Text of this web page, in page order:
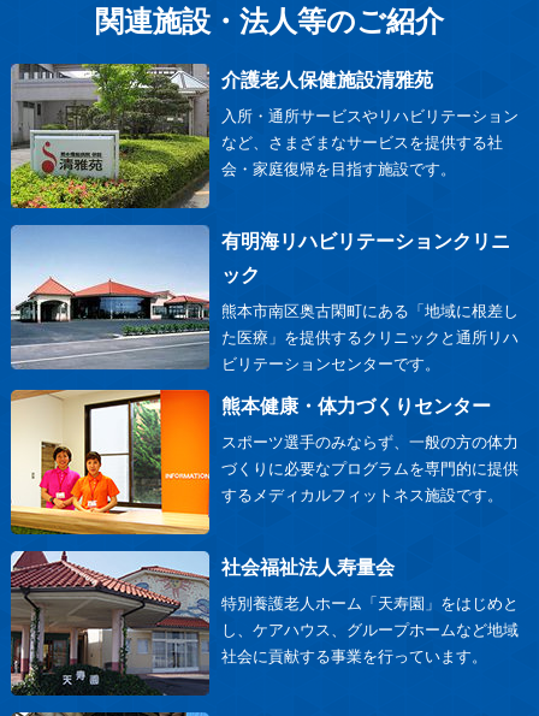
関連施設・法人等のご紹介
介護老人保健施設清雅苑
入所・通所サービスやリハビリテーション
など、さまざまなサービスを提供する社
会・家庭復帰を目指す施設です。
有明海リハビリテーションクリニ
ック
熊本市南区奥古閑町にある「地域に根差し
た医療」を提供するクリニックと通所リハ
ビリテーションセンターです。
熊本健康・体力づくりセンター
スポーツ選手のみならず、一般の方の体力
づくりに必要なプログラムを専門的に提供
するメディカルフィットネス施設です。
社会福祉法人寿量会
特別養護老人ホーム「天寿園」をはじめと
し、ケアハウス、グループホームなど地域
社会に貢献する事業を行っています。